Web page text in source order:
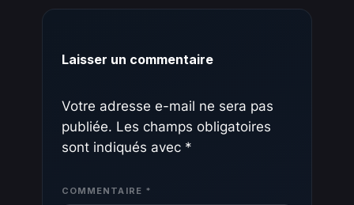
Laisser un commentaire
Votre adresse e-mail ne sera pas
publiée. Les champs obligatoires
sont indiqués avec *
COMMENTAIRE *